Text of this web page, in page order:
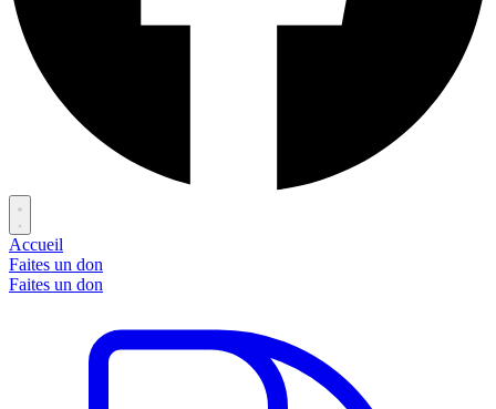
Accueil
Faites un don
Faites un don